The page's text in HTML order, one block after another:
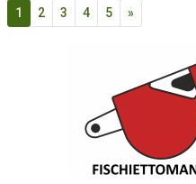
1 2 3 4 5 »